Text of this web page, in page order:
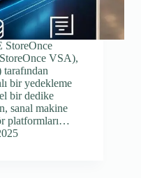
StoreOnce
VSA),
bir yedekleme
bir dedike
sanal makine
platformları…